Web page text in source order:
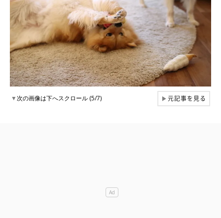
▼次の画像は下へスクロール (5/7) ▶元記事を見る